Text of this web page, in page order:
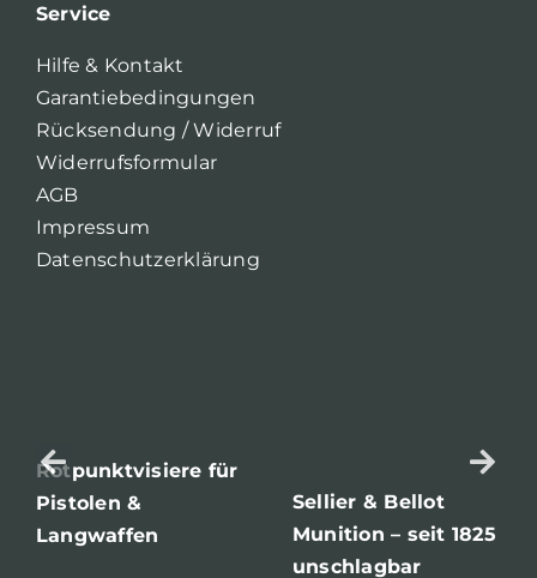
Service
Hilfe & Kontakt
Garantiebedingungen
Rücksendung / Widerruf
Widerrufsformular
AGB
Impressum
Datenschutzerklärung
Rotpunktvisiere für
Pistolen &
Langwaffen
Sellier & Bellot
Munition – seit 1825
unschlagbar